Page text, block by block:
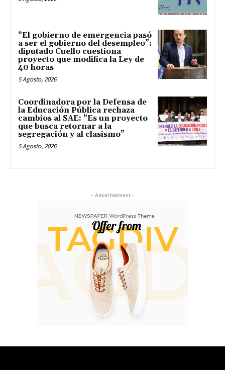
“El gobierno de emergencia pasó
a ser el gobierno del desempleo”:
diputado Cuello cuestiona
proyecto que modifica la Ley de
40 horas
5 Agosto, 2026
Coordinadora por la Defensa de
la Educación Pública rechaza
cambios al SAE: “Es un proyecto
que busca retornar a la
segregación y al clasismo”
5 Agosto, 2026
- Advertisement -